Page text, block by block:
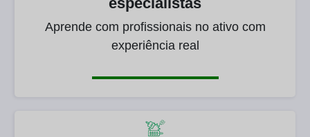
Aprende com profissionais no ativo com
experiência real